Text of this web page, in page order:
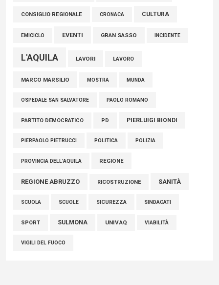
06 Agosto 2026
CONSIGLIO REGIONALE CRONACA CULTURA
EMICICLO EVENTI GRAN SASSO INCIDENTE
L'AQUILA LAVORI LAVORO
MARCO MARSILIO MOSTRA MUNDA
OSPEDALE SAN SALVATORE PAOLO ROMANO
PARTITO DEMOCRATICO PD PIERLUIGI BIONDI
PIERPAOLO PIETRUCCI POLITICA POLIZIA
PROVINCIA DELL'AQUILA REGIONE
REGIONE ABRUZZO RICOSTRUZIONE SANITÀ
SCUOLA SCUOLE SICUREZZA SINDACATI
SPORT SULMONA UNIVAQ VIABILITÀ
VIGILI DEL FUOCO